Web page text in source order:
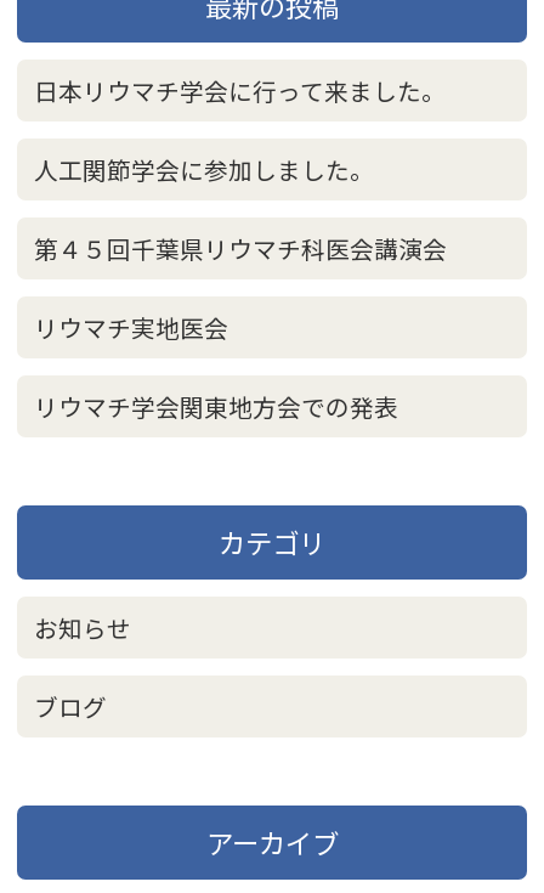
日本リウマチ学会に行って来ました。
人工関節学会に参加しました。
第４５回千葉県リウマチ科医会講演会
リウマチ実地医会
リウマチ学会関東地方会での発表
カテゴリ
お知らせ
ブログ
アーカイブ